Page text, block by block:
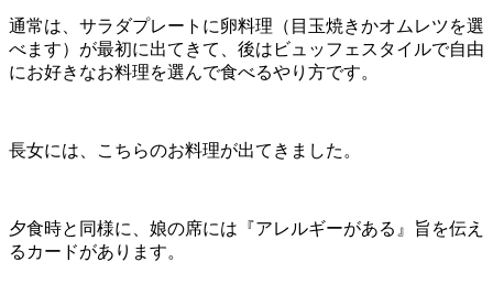
通常は、サラダプレートに卵料理（目玉焼きかオムレツを選
べます）が最初に出てきて、後はビュッフェスタイルで自由
にお好きなお料理を選んで食べるやり方です。
長女には、こちらのお料理が出てきました。
夕食時と同様に、娘の席には『アレルギーがある』旨を伝え
るカードがあります。